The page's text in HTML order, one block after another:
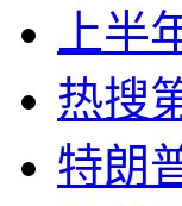
上半
热搜
特朗